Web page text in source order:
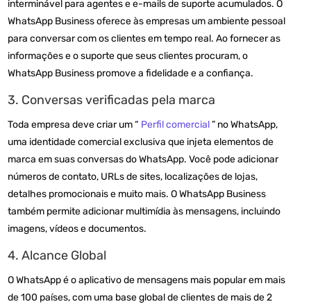
interminável para agentes e e-mails de suporte acumulados. O
WhatsApp Business oferece às empresas um ambiente pessoal
para conversar com os clientes em tempo real. Ao fornecer as
informações e osuporteque seus clientes procuram, o
WhatsApp Business promove a fidelidade e a confiança.
3. Conversas verificadas pela marca
Toda empresa deve criar um “ Perfil comercial” no WhatsApp,
uma identidade comercial exclusiva que injeta elementos de
marca em suas conversas do WhatsApp. Você pode adicionar
números de contato, URLs de sites, localizações de lojas,
detalhes promocionais e muito mais. O WhatsApp Business
também permite adicionar multimídia às mensagens, incluindo
imagens, vídeos e documentos.
4. Alcance Global
O WhatsApp é o aplicativo de mensagens mais popular em mais
de 100 países, com uma base global de clientes de mais de 2